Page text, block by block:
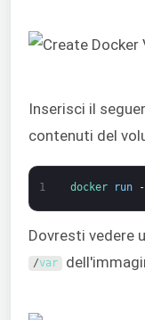
Inserisci il
contenuti del
1 docker run
Dovresti vedere
/var